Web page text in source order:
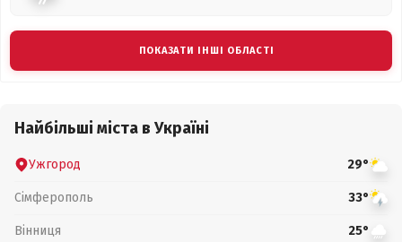
ПОКАЗАТИ ІНШІ ОБЛАСТІ
Найбільші міста в Україні
Ужгород 29°
Сімферополь 33°
Вінниця 25°